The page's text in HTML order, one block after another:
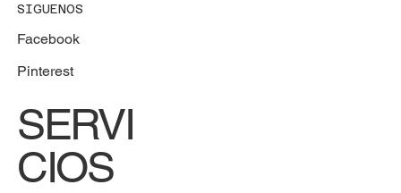
SIGUENOS
Facebook
Pinterest
SERVI
CIOS